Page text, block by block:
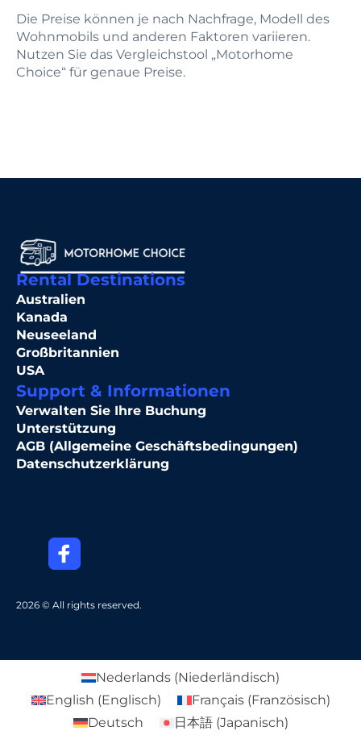
Die Preise können je nach Nachfrage, Modell des
Wohnmobils und anderen Faktoren variieren.
Nutzen Sie das Vergleichstool „Motorhome
Choice“ für genaue Preise.
2026 © All rights reserved.
Rental Destinations
Australien
Kanada
Neuseeland
Großbritannien
USA
Support & Informationen
Verwalten Sie Ihre Buchung
Unterstützung
AGB (Allgemeine Geschäftsbedingungen)
Datenschutzerklärung
Nederlands (Niederländisch)
English (Englisch) Français(Französisch)
Deutsch
日本語(Japanisch)